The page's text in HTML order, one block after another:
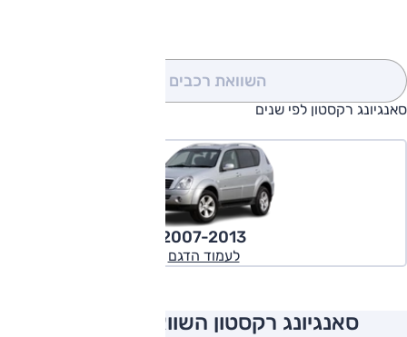
השוואת רכבים
סאנגיונג רקסטון לפי שנים
2007-2013
לעמוד הדגם
סאנגיונג רקסטון השוואה למתחרים